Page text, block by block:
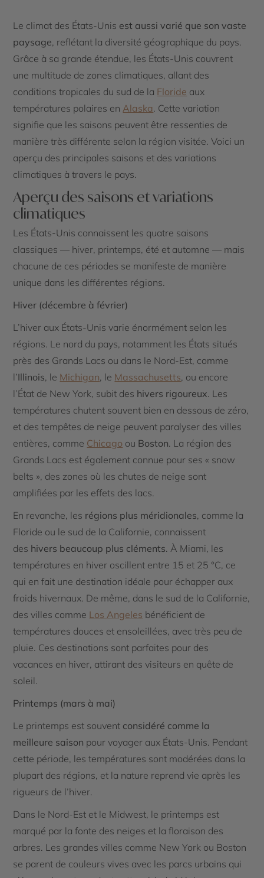
Le climat des États-Unis est aussi varié que son vaste
paysage, reflétant la diversité géographique du pays.
Grâce à sa grande étendue, les États-Unis couvrent
une multitude de zones climatiques, allant des
conditions tropicales du sud de la Floride aux
températures polaires en Alaska. Cette variation
signifie que les saisons peuvent être ressenties de
manière très différente selon la région visitée. Voici un
aperçu des principales saisons et des variations
climatiques à travers le pays.
Aperçu des saisons et variations
climatiques
Les États-Unis connaissent les quatre saisons
classiques — hiver, printemps, été et automne — mais
chacune de ces périodes se manifeste de manière
unique dans les différentes régions.
Hiver (décembre à février)
L’hiver aux États-Unis varie énormément selon les
régions. Le nord du pays, notamment les États situés
près des Grands Lacs ou dans le Nord-Est, comme
l’Illinois, le Michigan, le Massachusetts, ou encore
l’État de New York, subit des hivers rigoureux. Les
températures chutent souvent bien en dessous de zéro,
et des tempêtes de neige peuvent paralyser des villes
entières, comme Chicago ou Boston. La région des
Grands Lacs est également connue pour ses « snow
belts », des zones où les chutes de neige sont
amplifiées par les effets des lacs.
En revanche, les régions plus méridionales, comme la
Floride ou le sud de la Californie, connaissent
des hivers beaucoup plus cléments. À Miami, les
températures en hiver oscillent entre 15 et 25 °C, ce
qui en fait une destination idéale pour échapper aux
froids hivernaux. De même, dans le sud de la Californie,
des villes comme Los Angeles bénéficient de
températures douces et ensoleillées, avec très peu de
pluie. Ces destinations sont parfaites pour des
vacances en hiver, attirant des visiteurs en quête de
soleil.
Printemps (mars à mai)
Le printemps est souvent considéré comme la
meilleure saison pour voyager aux États-Unis. Pendant
cette période, les températures sont modérées dans la
plupart des régions, et la nature reprend vie après les
rigueurs de l’hiver.
Dans le Nord-Est et le Midwest, le printemps est
marqué par la fonte des neiges et la floraison des
arbres. Les grandes villes comme New York ou Boston
se parent de couleurs vives avec les parcs urbains qui